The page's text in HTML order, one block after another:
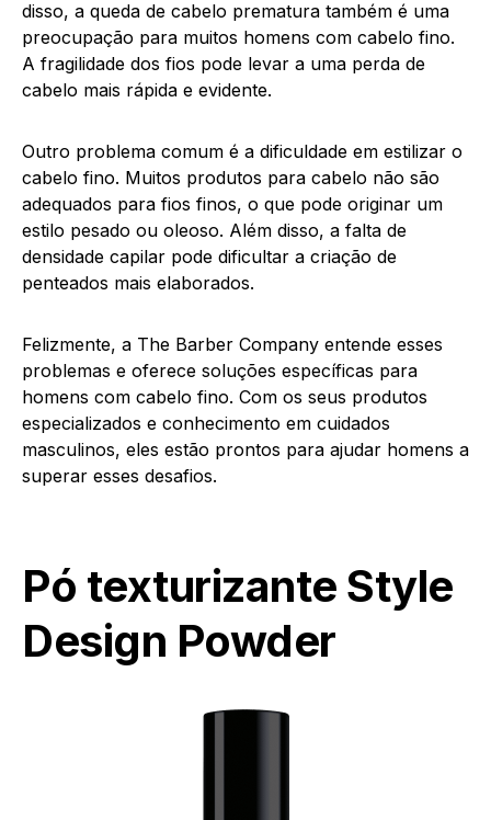
disso, a queda de cabelo prematura também é uma
preocupação para muitos homens com cabelo fino.
A fragilidade dos fios pode levar a uma perda de
cabelo mais rápida e evidente.
Outro problema comum é a dificuldade em estilizar o
cabelo fino. Muitos produtos para cabelo não são
adequados para fios finos, o que pode originar um
estilo pesado ou oleoso. Além disso, a falta de
densidade capilar pode dificultar a criação de
penteados mais elaborados.
Felizmente, a The Barber Company entende esses
problemas e oferece soluções específicas para
homens com cabelo fino. Com os seus produtos
especializados e conhecimento em cuidados
masculinos, eles estão prontos para ajudar homens a
superar esses desafios.
Pó texturizante Style
Design Powder